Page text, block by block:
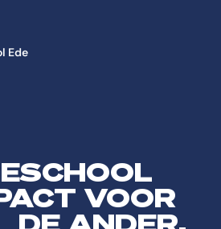
Ede
VOOR
ANDER.